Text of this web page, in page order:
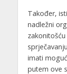
Također,
nadležni
imati
putem ove